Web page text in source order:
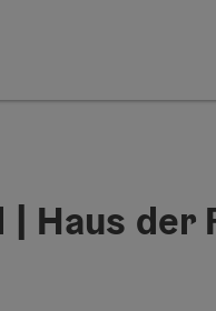
Haus der